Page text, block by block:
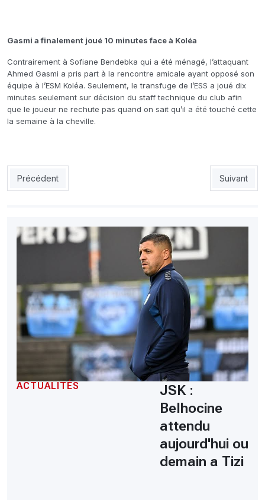
Gasmi a finalement joué 10 minutes face à Koléa
Contrairement à Sofiane Bendebka qui a été ménagé, l’attaquant
Ahmed Gasmi a pris part à la rencontre amicale ayant opposé son
équipe à l’ESM Koléa. Seulement, le transfuge de l’ESS a joué dix
minutes seulement sur décision du staff technique du club afin
que le joueur ne rechute pas quand on sait qu’il a été touché cette
la semaine à la cheville.
Article précédent : MCO/AG: Les raisons du boycott
Précédent Article
Suivant
ACTUALITÉS
JSK :
Belhocine
attendu
aujourd'hui ou
demain a Tizi